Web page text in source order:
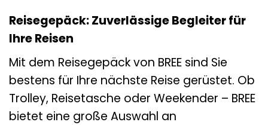
Reisegepäck: Zuverlässige Begleiter für
Ihre Reisen
Mit dem Reisegepäck von BREE sind Sie
bestens für Ihre nächste Reise gerüstet. Ob
Trolley, Reisetasche oder Weekender – BREE
bietet eine große Auswahl an